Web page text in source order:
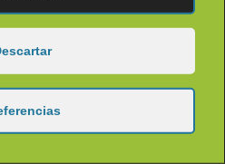
fotovoltaicos ofrece
ven reflejados en:
y la eficiencia